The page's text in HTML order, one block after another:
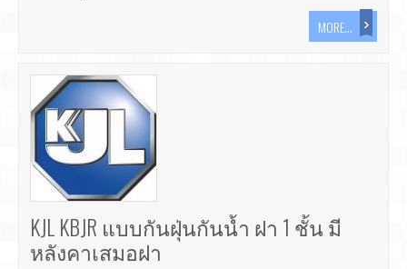
MORE...
KJL KBJR แบบกันฝุ่นกันน้ำ ฝา 1 ชั้น มี
หลังคาเสมอฝา